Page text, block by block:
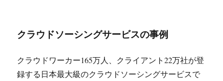
クラウドソーシングサービスの事例
クラウドワーカー165万人、クライアント22万社が登
録する日本最大級のクラウドソーシングサービスで